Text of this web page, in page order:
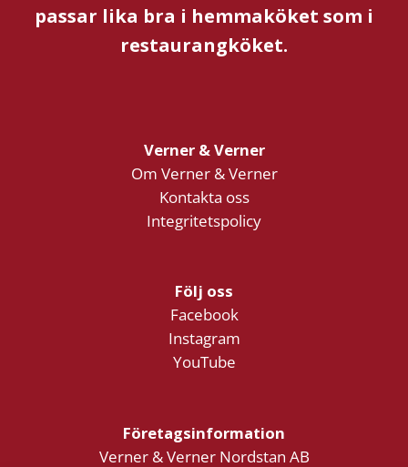
passar lika bra i hemmaköket som i
restaurangköket.
Verner & Verner
Om Verner & Verner
Kontakta oss
Integritetspolicy
Följ oss
Facebook
Instagram
YouTube
Företagsinformation
Verner & Verner Nordstan AB